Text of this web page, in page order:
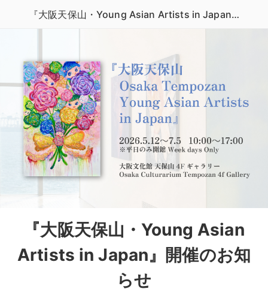
『大阪天保山・Young Asian Artists in Japan』開催のお知らせ
『大阪天保山・Young Asian
Artists in Japan』開催のお知
らせ